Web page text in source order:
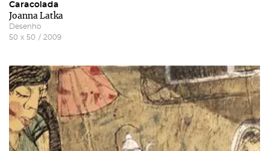
Caracolada
Joanna Latka
Desenho
50 x 50 / 2009